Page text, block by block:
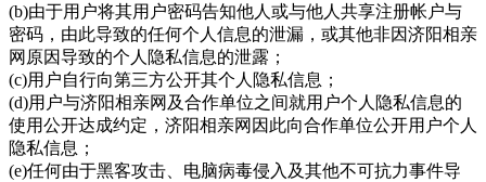
(b)由于用户将其用户密码告知他人或与他人共享注册帐户与
密码，由此导致的任何个人信息的泄漏，或其他非因济阳相亲
网 原因导致的个人隐私信息的泄露；
(c)用户自行向第三方公开其个人隐私信息；
(d)用户与济阳相亲网及合作单位之间就用户个人隐私信息的
使用公开达成约定，济阳相亲网因此向合作单位公开用户个人
隐私信息；
(e)任何由于黑客攻击、电脑病毒侵入及其他不可抗力事件导